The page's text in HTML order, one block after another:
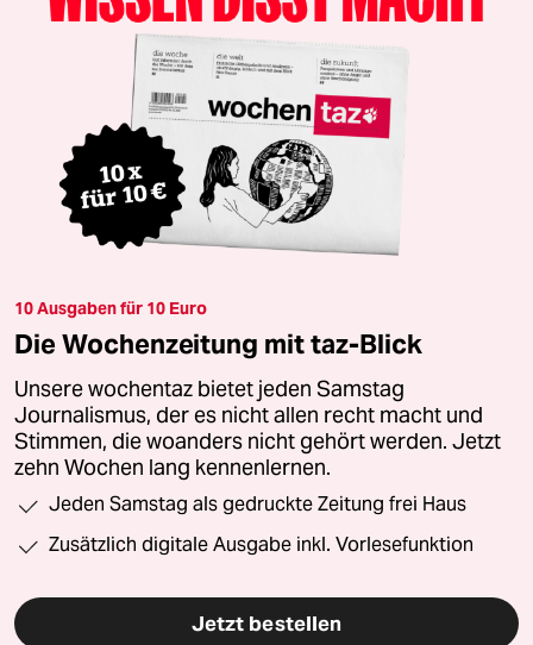
10 Ausgaben für 10 Euro
Die Wochenzeitung mit taz-Blick
Unsere wochentaz bietet jeden Samstag
Journalismus, der es nicht allen recht macht und
Stimmen, die woanders nicht gehört werden. Jetzt
zehn Wochen lang kennenlernen.
Jeden Samstag als gedruckte Zeitung frei Haus
Zusätzlich digitale Ausgabe inkl. Vorlesefunktion
Jetzt bestellen